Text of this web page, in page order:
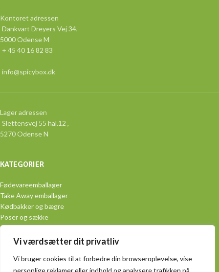
Vi værdsætter dit privatliv
Vi bruger cookies til at forbedre din browseroplevelse, vise
personlige reklamer eller indhold og analysere trafikken på
Kontoret adressen
Dankvart Dreyers Vej 34,
5000 Odense M
+ 45 40 16 82 83
info@spicybox.dk
Lager adressen
Slettensvej 55 hal.12 ,
5270 Odense N
KATEGORIER
Fødevareemballager
Take Away emballager
Kødbakker og bægre
Poser og sække
Aluminiumsemballage
Engangsservice
PRAKTISK